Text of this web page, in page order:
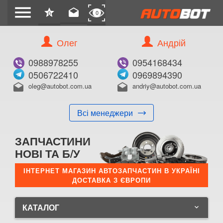
menu star
0 drafts 0
Олег
0988978255
0506722410
drafts oleg@autobot.com.ua
Всі менеджери
Андрій
0954168434
0969894390
drafts andriy@autobot.com.ua
ЗАПЧАСТИНИ
НОВІ ТА Б/У
ІНТЕРНЕТ МАГАЗИН АВТОЗАПЧАСТИН В УКРАЇНІ
ДОСТАВКА З ЄВРОПИ
КАТАЛОГ keyboard_arrow_down